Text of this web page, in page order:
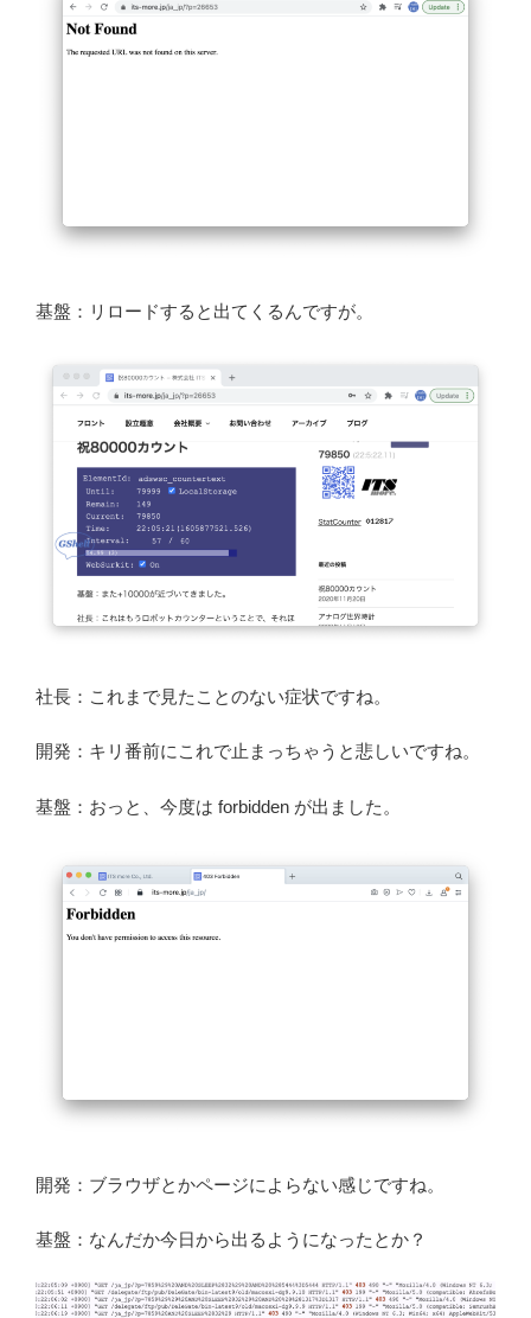
基盤：リロードすると出てくるんですが。
社長：これまで見たことのない症状ですね。
開発：キリ番前にこれで止まっちゃうと悲しいですね。
基盤：おっと、今度は forbidden が出ました。
開発：ブラウザとかページによらない感じですね。
基盤：なんだか今日から出るようになったとか？